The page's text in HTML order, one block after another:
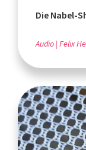
Die Nabel-
Audio Felix